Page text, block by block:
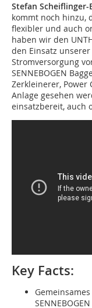
Stefan
kommt noch hinzu,
flexibler und auch
haben wir den
den Einsatz
Stromversorgung
SENNEBOGEN
Zerkleinerer, Power
Anlage gesehen
einsatzbereit, auch
Key Facts:
SENNEBOGEN